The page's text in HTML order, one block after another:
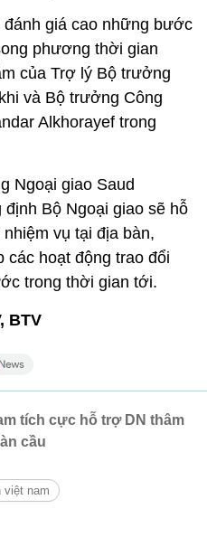
giá cao những bước
phương thời gian
của Trợ lý Bộ trưởng
và Bộ trưởng Công
Alkhorayef trong
Ngoại giao Saud
Bộ Ngoại giao sẽ hỗ
vụ tại địa bàn,
hoạt động trao đổi
trong thời gian tới.
BTV
tích cực hỗ trợ DN thâm
cầu
việt nam